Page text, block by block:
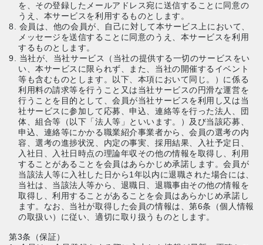
を、その登録したメールアドレス宛に送信することに同意の
うえ、本サービスを利用するものとします。
8. 会員は、他の会員が、自己に対して本サービス上において、
メッセージを送信することに同意のうえ、本サービスを利用
するものとします。
9. 当社が、当社サービス（当社の提供する一切のサービスをい
い、本サービスに限られず、また、当社の開催するイベント
等も含むものとします。以下、本項において同じ。）に係る
利用料の請求等を行うこと又は当社サービスの円滑な運営を
行うことを目的として、会員が当社サービスを利用し又は当
社サービスに参加して応募、申込、連絡等を行った法人、団
体、組合等（以下「法人等」といいます。）及び当該応募、
申込、連絡等にかかる職業紹介事業者から、会員の選考の内
容、選考の進捗状況、内定の事実、採用結果、入社予定日、
入社日、入社日時点の理論年収その他の情報を取得し、利用
することがあることを会員はあらかじめ承諾します。会員が
当該法人等に入社した日から1年以内に退職された場合には、
当社は、当該法人等から、退職日、退職事由その他の情報を
取得し、利用することがあることを会員はあらかじめ承諾し
ます。なお、当社が取得した会員の情報は、第6条（個人情報
の取扱い）に従い、適切に取り扱うものとします。
第3条（保証）